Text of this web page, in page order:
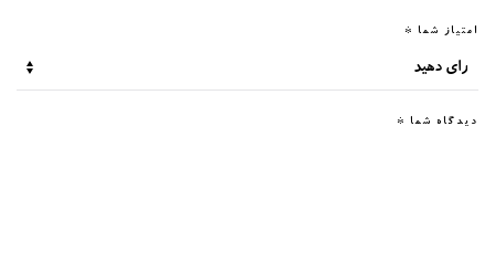
امتیاز شما *
دیدگاه شما *